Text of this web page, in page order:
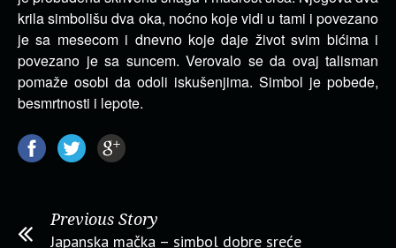
krila simbolišu dva oka, noćno koje vidi u tami i povezano
je sa mesecom i dnevno koje daje život svim bićima i
povezano je sa suncem. Verovalo se da ovaj talisman
pomaže osobi da odoli iskušenjima. Simbol je pobede,
besmrtnosti i lepote.
Previous Story
Japanska mačka – simbol dobre sreće